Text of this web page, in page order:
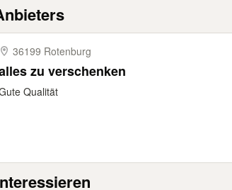
36199 Rotenburg
zu verschenken
Qualität